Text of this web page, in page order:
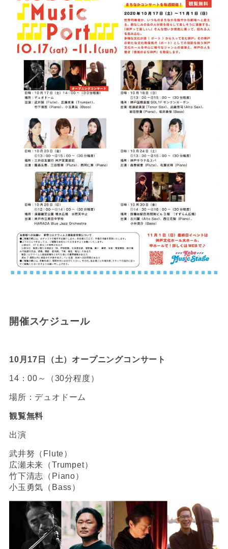
開催スケジュール
10月17日（土）オープニングコンサート
14：00～（30分程度）
場所：デュオドーム
観覧無料
出演
武井努（Flute）
広瀬未来（Trumpet）
竹下清志（Piano）
小玉勇気（Bass）